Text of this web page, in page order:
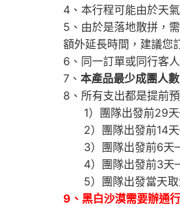
4、本行程可能由於天
5、由於是落地散拼，
額外延長時間，建議您
6、同一訂單或同行客
7、 本產品最少成團人
8、所有支出都是提前
1）團隊出發前29
2）團隊出發前14
3）團隊出發前6
4）團隊出發前3天
5）團隊出發當天
9、黑白沙漠需要辦通